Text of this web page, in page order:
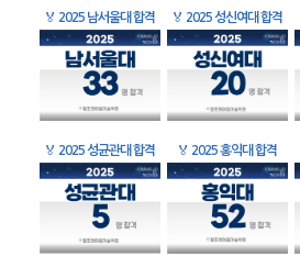
🏅 2025 남서울대 합격 🏅 2025 성신여대 합격
🏅 2025 성균관대 합격 🏅 2025 홍익대 합격